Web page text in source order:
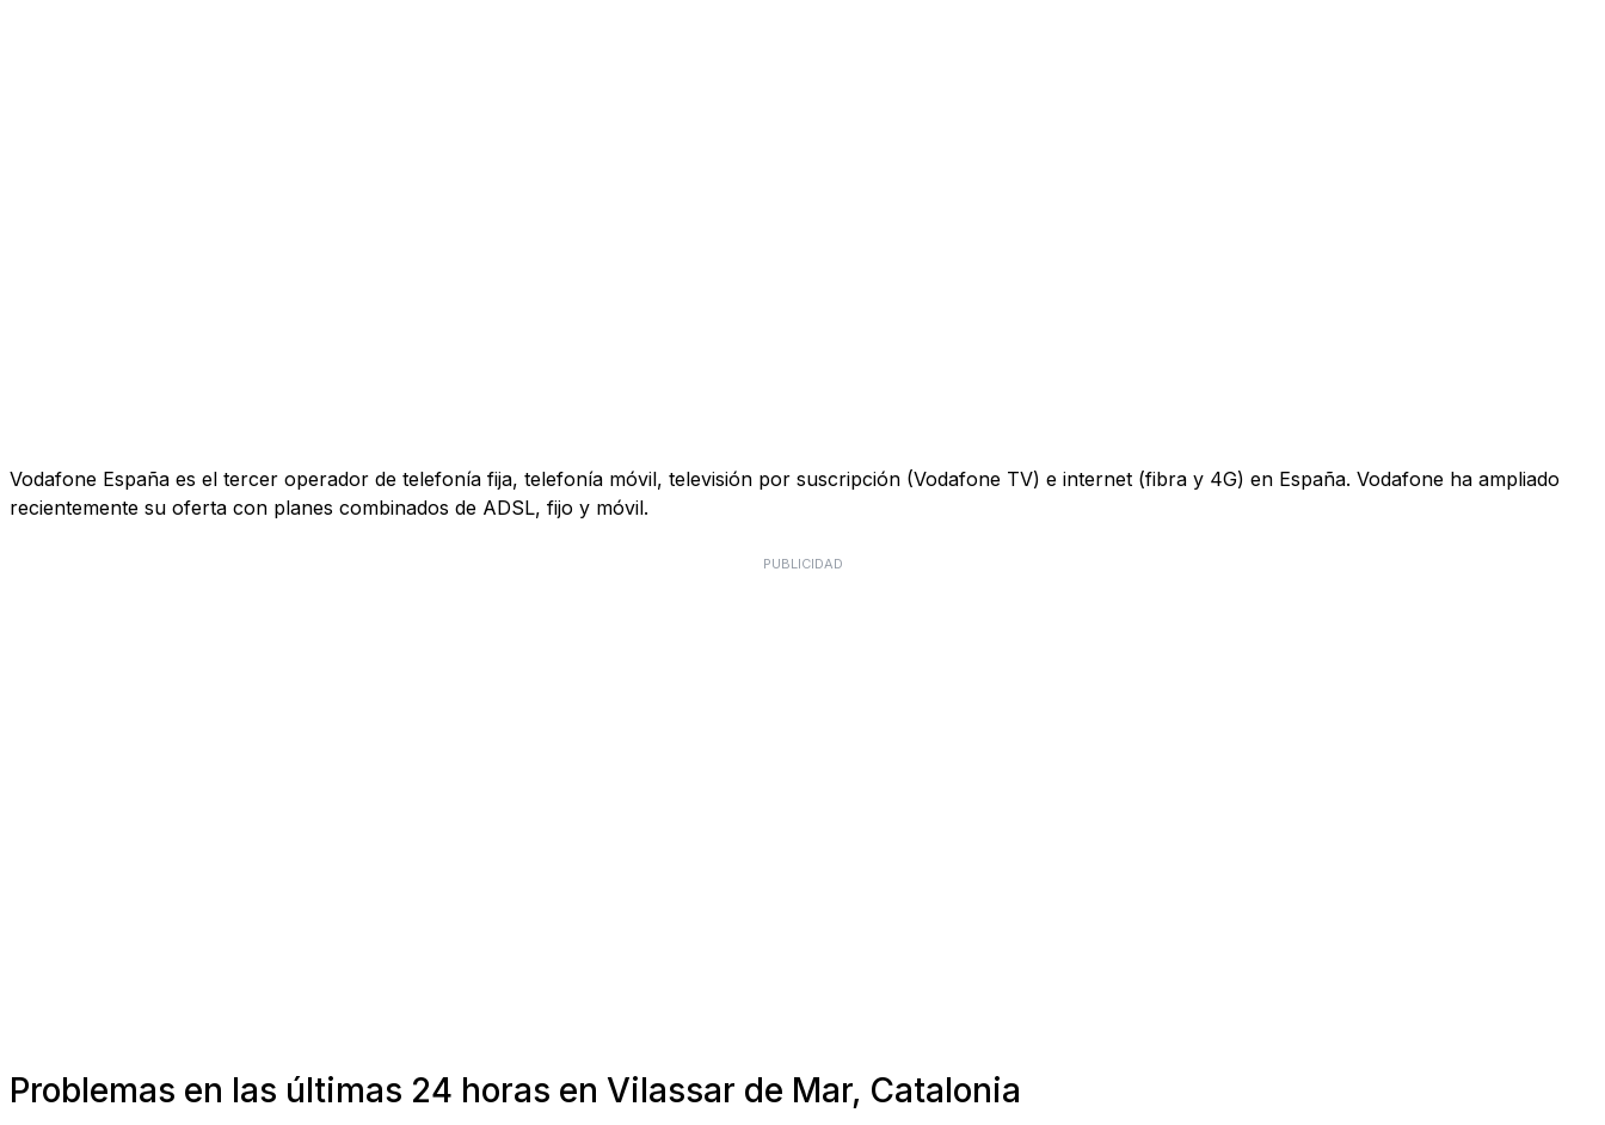
Vodafone España es el tercer operador de telefonía fija, telefonía móvil, televisión por suscripción (Vodafone TV) e internet (fibra y 4G) en España. Vodafone ha ampliado
recientemente su oferta con planes combinados de ADSL, fijo y móvil.
PUBLICIDAD
Problemas en las últimas 24 horas en Vilassar de Mar, Catalonia